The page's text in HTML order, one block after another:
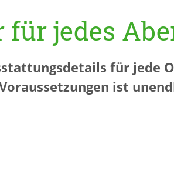
jedes
für jede
ist